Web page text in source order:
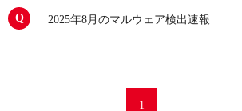
2025年8月のマルウェア検出速報
1